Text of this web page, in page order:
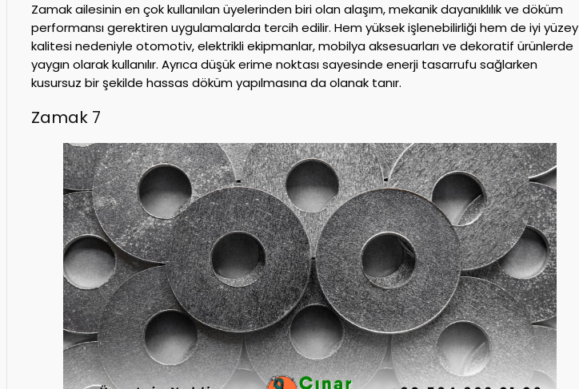
Zamak ailesinin en çok kullanılan üyelerinden biri olan alaşım, mekanik dayanıklılık ve döküm
performansı gerektiren uygulamalarda tercih edilir. Hem yüksek işlenebilirliği hem de iyi yüzey
kalitesi nedeniyle otomotiv, elektrikli ekipmanlar, mobilya aksesuarları ve dekoratif ürünlerde
yaygın olarak kullanılır. Ayrıca düşük erime noktası sayesinde enerji tasarrufu sağlarken
kusursuz bir şekilde hassas döküm yapılmasına da olanak tanır.
Zamak 7